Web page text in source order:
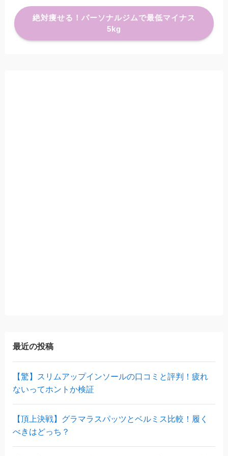
絶対痩せる！パーソナルジムで最低マイナス
5kg
最近の投稿
【驚】スリムアップインソールの口コミと評判！疲れ
ないってホントか検証
【頂上決戦】グラマラスパッツとベルミス比較！履く
べきはどっち？